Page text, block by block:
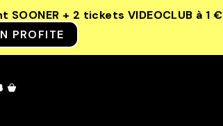
SOONER + 2 tickets VIDEOCLUB à 1 €
PROFITE